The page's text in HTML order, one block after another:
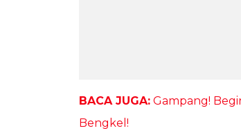
BACA JUGA: Gampang!
Bengkel!